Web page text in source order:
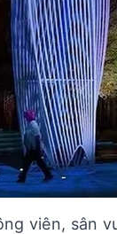
viên, sân